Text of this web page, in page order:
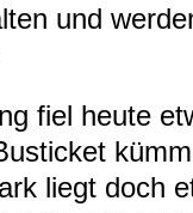
und
fiel heute
liegt doch